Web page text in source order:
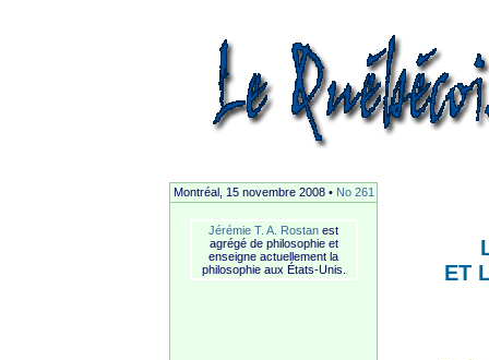
Montréal, 15 novembre 2008 • No 261
Jérémie T. A. Rostan est
agrégé de philosophie et
enseigne actuellement la
philosophie aux États-Unis.
ET